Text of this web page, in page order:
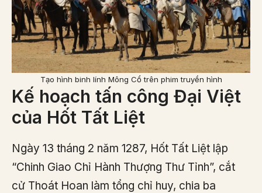
Tạo hình binh lính Mông Cổ trên phim truyền hình
Kế hoạch tấn công Đại Việt
của Hốt Tất Liệt
Ngày 13 tháng 2 năm 1287, Hốt Tất Liệt lập
“Chinh Giao Chỉ Hành Thượng Thư Tỉnh”, cắt
cử Thoát Hoan làm tổng chỉ huy, chia ba